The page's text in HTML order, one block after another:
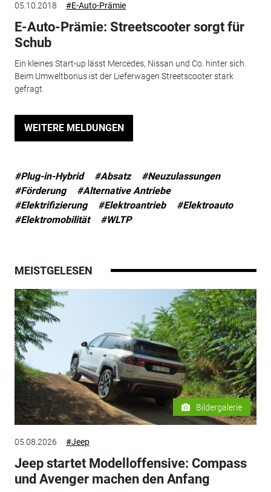
05.10.2018 #E-Auto-Prämie
E-Auto-Prämie: Streetscooter sorgt für
Schub
Ein kleines Start-up lässt Mercedes, Nissan und Co. hinter sich.
Beim Umweltbonus ist der Lieferwagen Streetscooter stark
gefragt.
WEITERE MELDUNGEN
#Plug-in-Hybrid #Absatz
#Neuzulassungen
#Förderung
#Alternative Antriebe
#Elektrifizierung
#Elektroantrieb
#Elektroauto
#Elektromobilität
#WLTP
MEISTGELESEN
Bildergalerie
05.08.2026 #Jeep
Jeep startet Modelloffensive: Compass
und Avenger machen den Anfang